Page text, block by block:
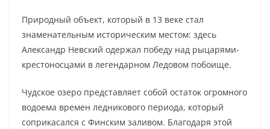
Природный объект, который в 13 веке стал
знаменательным историческим местом: здесь
Александр Невский одержал победу над рыцарями-
крестоносцами в легендарном Ледовом побоище.
Чудское озеро представляет собой остаток огромного
водоема времен ледникового периода, который
соприкасался с Финским заливом. Благодаря этой